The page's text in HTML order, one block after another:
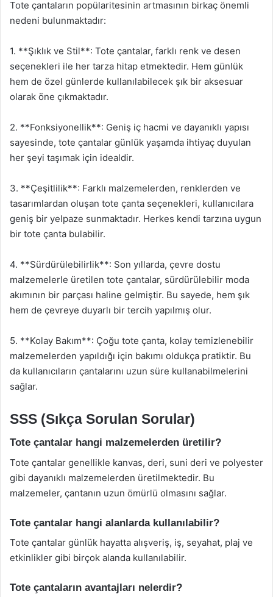
Tote çantaların popülaritesinin artmasının birkaç önemli
nedeni bulunmaktadır:
1. **Şıklık ve Stil**: Tote çantalar, farklı renk ve desen
seçenekleri ile her tarza hitap etmektedir. Hem günlük
hem de özel günlerde kullanılabilecek şık bir aksesuar
olarak öne çıkmaktadır.
2. **Fonksiyonellik**: Geniş iç hacmi ve dayanıklı yapısı
sayesinde, tote çantalar günlük yaşamda ihtiyaç duyulan
her şeyi taşımak için idealdir.
3. **Çeşitlilik**: Farklı malzemelerden, renklerden ve
tasarımlardan oluşan tote çanta seçenekleri, kullanıcılara
geniş bir yelpaze sunmaktadır. Herkes kendi tarzına uygun
bir tote çanta bulabilir.
4. **Sürdürülebilirlik**: Son yıllarda, çevre dostu
malzemelerle üretilen tote çantalar, sürdürülebilir moda
akımının bir parçası haline gelmiştir. Bu sayede, hem şık
hem de çevreye duyarlı bir tercih yapılmış olur.
5. **Kolay Bakım**: Çoğu tote çanta, kolay temizlenebilir
malzemelerden yapıldığı için bakımı oldukça pratiktir. Bu
da kullanıcıların çantalarını uzun süre kullanabilmelerini
sağlar.
SSS (Sıkça Sorulan Sorular)
Tote çantalar hangi malzemelerden üretilir?
Tote çantalar genellikle kanvas, deri, suni deri ve polyester
gibi dayanıklı malzemelerden üretilmektedir. Bu
malzemeler, çantanın uzun ömürlü olmasını sağlar.
Tote çantalar hangi alanlarda kullanılabilir?
Tote çantalar günlük hayatta alışveriş, iş, seyahat, plaj ve
etkinlikler gibi birçok alanda kullanılabilir.
Tote çantaların avantajları nelerdir?